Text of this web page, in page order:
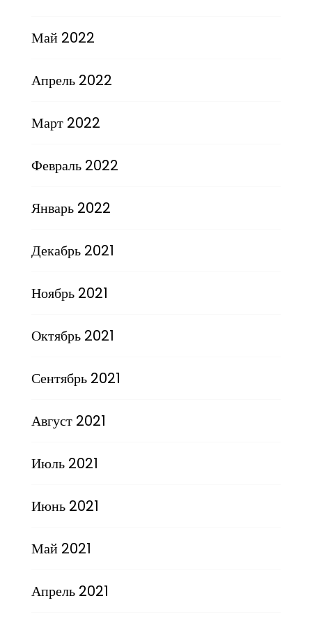
Май 2022
Апрель 2022
Март 2022
Февраль 2022
Январь 2022
Декабрь 2021
Ноябрь 2021
Октябрь 2021
Сентябрь 2021
Август 2021
Июль 2021
Июнь 2021
Май 2021
Апрель 2021